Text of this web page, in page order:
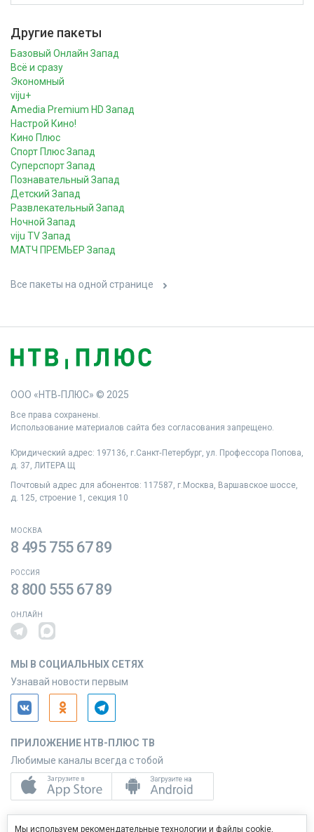
Другие пакеты
Базовый Онлайн Запад
Всё и сразу
Экономный
viju+
Amedia Premium HD Запад
Настрой Кино!
Кино Плюс
Спорт Плюс Запад
Суперспорт Запад
Познавательный Запад
Детский Запад
Развлекательный Запад
Ночной Запад
viju TV Запад
МАТЧ ПРЕМЬЕР Запад
Все пакеты на одной странице
ООО «НТВ‑ПЛЮС» © 2025
Все права сохранены.
Использование материалов сайта без согласования запрещено.
Юридический адрес: 197136, г.Санкт‑Петербург, ул. Профессора Попова,
д. 37, ЛИТЕРА Щ
Почтовый адрес для абонентов: 117587, г.Москва, Варшавское шоссе,
д. 125, строение 1, секция 10
МОСКВА
8 495 755 67 89
РОССИЯ
8 800 555 67 89
ОНЛАЙН
МЫ В СОЦИАЛЬНЫХ СЕТЯХ
Узнавай новости первым
ПРИЛОЖЕНИЕ НТВ-ПЛЮС ТВ
Любимые каналы всегда с тобой
Мы используем рекомендательные технологии и файлы cookie,